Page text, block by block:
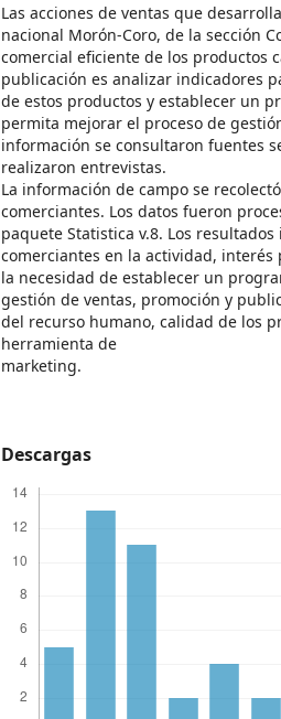
Las acciones de ventas que
nacional Morón-Coro, de la sección
comercial eficiente de los productos
publicación es analizar indicadores
de estos productos y establecer un
permita mejorar el proceso de
información se consultaron fuentes
realizaron entrevistas.
La información de campo se
comerciantes. Los datos fueron
paquete Statistica v.8. Los
comerciantes en la actividad,
la necesidad de establecer un
gestión de ventas, promoción y
del recurso humano, calidad de los
herramienta de
marketing.
Descargas